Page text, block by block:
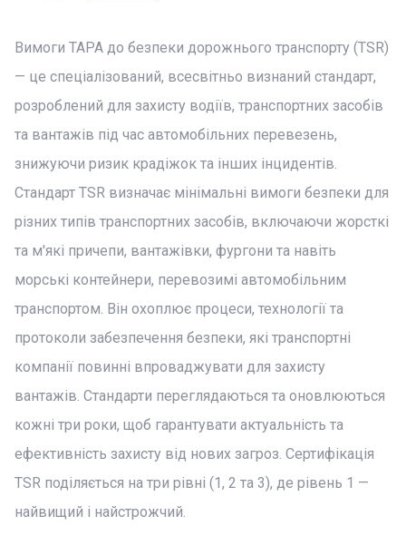
Вимоги TAPA до безпеки дорожнього транспорту (TSR)
— це спеціалізований, всесвітньо визнаний стандарт,
розроблений для захисту водіїв, транспортних засобів
та вантажів під час автомобільних перевезень,
знижуючи ризик крадіжок та інших інцидентів.
Стандарт TSR визначає мінімальні вимоги безпеки для
різних типів транспортних засобів, включаючи жорсткі
та м'які причепи, вантажівки, фургони та навіть
морські контейнери, перевозимі автомобільним
транспортом. Він охоплює процеси, технології та
протоколи забезпечення безпеки, які транспортні
компанії повинні впроваджувати для захисту
вантажів. Стандарти переглядаються та оновлюються
кожні три роки, щоб гарантувати актуальність та
ефективність захисту від нових загроз. Сертифікація
TSR поділяється на три рівні (1, 2 та 3), де рівень 1 —
найвищий і найстрожчий.